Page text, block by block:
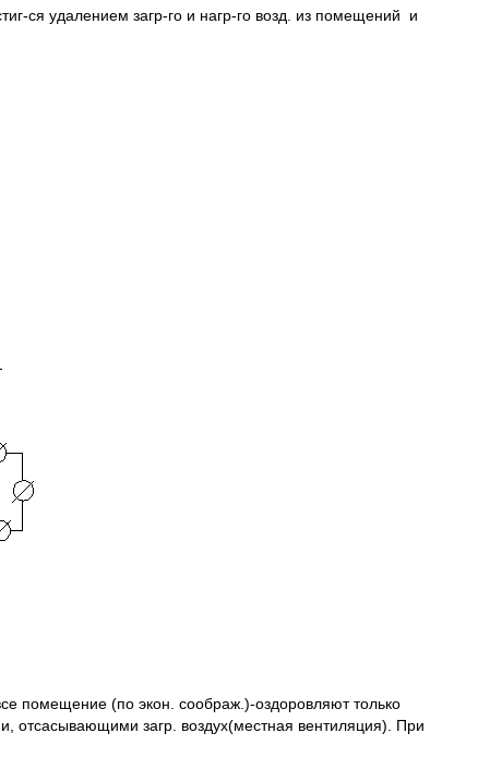
ся удалением загр-го и нагр-го возд. из помещений и
помещение (по экон. соображ.)-оздоровляют только
отсасывающими загр. воздух(местная вентиляция). При